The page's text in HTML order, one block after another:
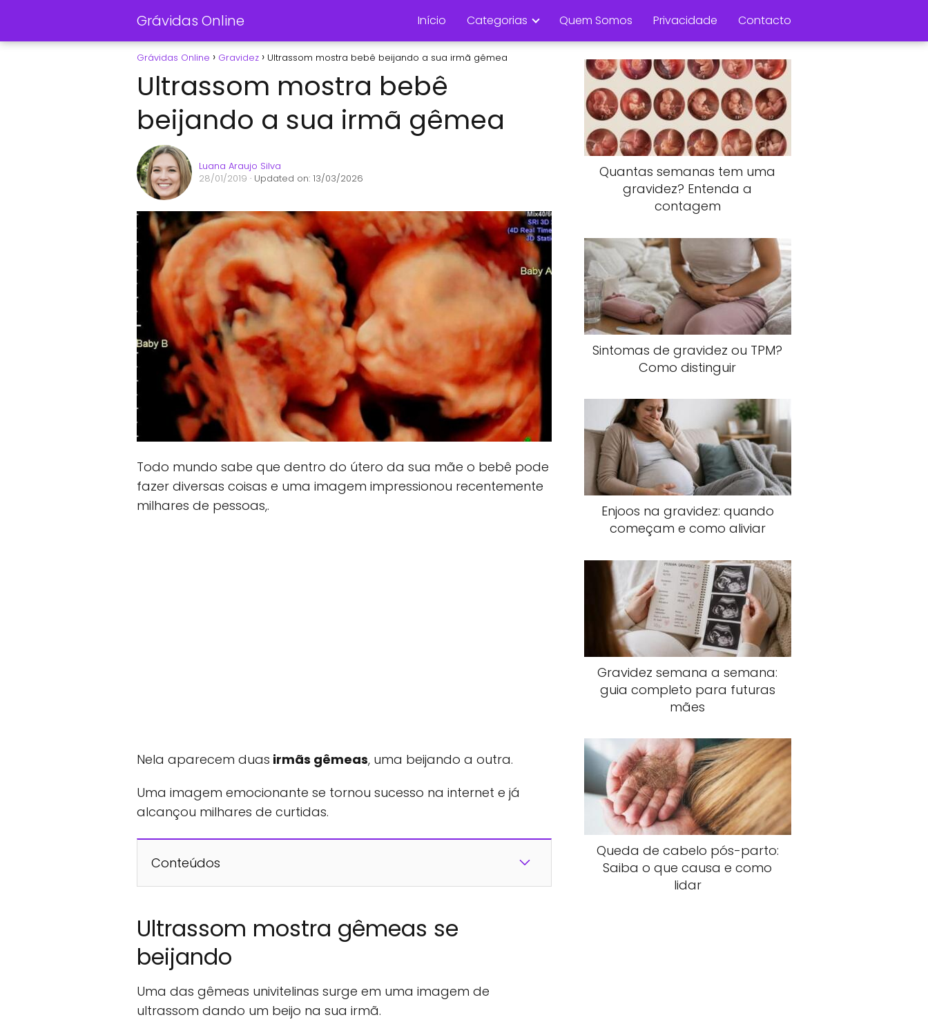
Grávidas Online Início Categorias Quem Somos Privacidade Contacto
Grávidas Online Gravidez Ultrassom mostra bebê beijando a sua irmã gêmea
Ultrassom mostra bebê
beijando a sua irmã gêmea
Luana Araujo Silva
28/01/2019 · Updated on: 13/03/2026
Todo mundo sabe que dentro do útero da sua mãe o bebê pode
fazer diversas coisas e uma imagem impressionou recentemente
milhares de pessoas,.
Nela aparecem duas irmãs gêmeas, uma beijando a outra.
Uma imagem emocionante se tornou sucesso na internet e já
alcançou milhares de curtidas.
Conteúdos
Ultrassom mostra gêmeas se
beijando
Uma das gêmeas univitelinas surge em uma imagem de
ultrassom dando um beijo na sua irmã.
Quantas semanas tem uma
gravidez? Entenda a
contagem
Sintomas de gravidez ou TPM?
Como distinguir
Enjoos na gravidez: quando
começam e como aliviar
Gravidez semana a semana:
guia completo para futuras
mães
Queda de cabelo pós-parto:
Saiba o que causa e como
lidar